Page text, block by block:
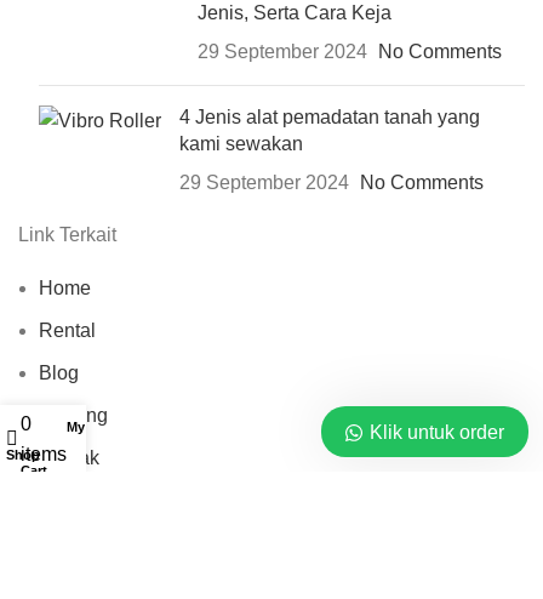
Jenis, Serta Cara Keja
29 September 2024
No Comments
4 Jenis alat pemadatan tanah yang
kami sewakan
29 September 2024
No Comments
Link Terkait
Home
Rental
Blog
Tentang
Kontak
Klik untuk order
Shop
0
items
Cart
My account